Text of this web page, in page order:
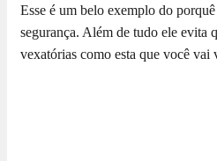
Esse é um belo exemplo do
segurança. Além de tudo ele evita
vexatórias como esta que você vai